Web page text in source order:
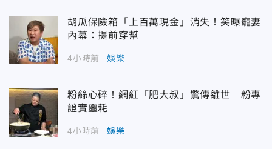
胡瓜保險箱「上百萬現金」消失！笑曝寵妻
內幕：提前穿幫
4小時前 娛樂
粉絲心碎！網紅「肥大叔」驚傳離世 粉專
證實噩耗
4小時前 娛樂